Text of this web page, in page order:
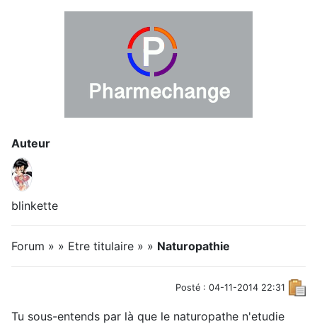
Auteur
blinkette
Forum » » Etre titulaire » » Naturopathie
Posté : 04-11-2014 22:31
Tu sous-entends par là que le naturopathe n'etudie